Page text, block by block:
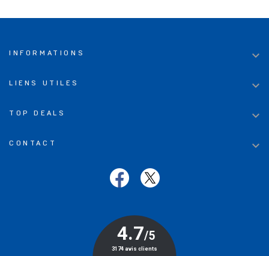
INFORMATIONS 
LIENS UTILES 
TOP DEALS 
CONTACT 